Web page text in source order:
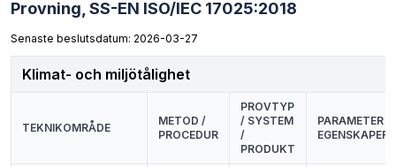
Provning, SS-EN ISO/IEC 17025:2018
Senaste beslutsdatum: 2026-03-27
Klimat- och miljötålighet
TEKNIKOMRÅDE
METOD /
PROCEDUR
PROVTYP
/ SYSTEM
/
PRODUKT
PARAMETER /
EGENSKAPER